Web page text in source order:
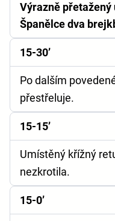
Výrazně
Španělce dva
15-30’
Po dalším
přestřeluje.
15-15’
Umístěný křížný
nezkrotila.
15-0’